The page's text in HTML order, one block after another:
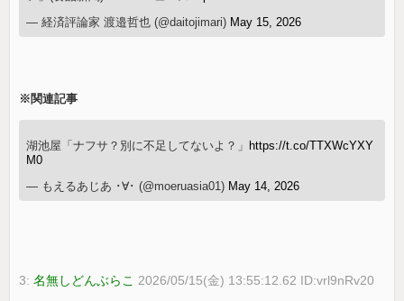
— 経済評論家 渡邉哲也 (@daitojimari) May 15, 2026
※関連記事
湖池屋「ナフサ？別に不足してないよ？」 https://t.co/TTXWcYXY
M0
— もえるあじあ ･∀･ (@moeruasia01) May 14, 2026
3:名無しどんぶらこ 2026/05/15(金) 13:55:12.62 ID:vrl9nRv20